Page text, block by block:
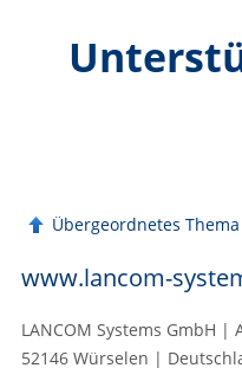
Übergeordnetes Thema
www.lancom-
LANCOM Systems GmbH
52146 Würselen |